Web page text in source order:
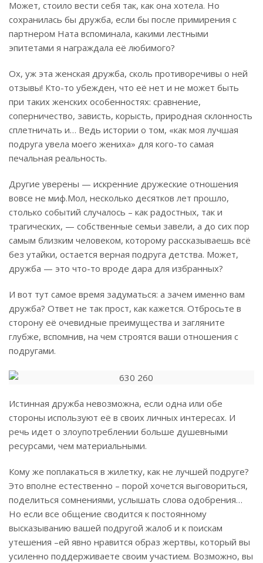
Может, стоило вести себя так, как она хотела. Но
сохранилась бы дружба, если бы после примирения с
партнером Ната вспоминала, какими лестными
эпитетами я награждала её любимого?
Ох, уж эта женская дружба, сколь противоречивы о ней
отзывы! Кто-то убежден, что её нет и не может быть
при таких женских особенностях: сравнение,
соперничество, зависть, корысть, природная склонность
сплетничать и… Ведь истории о том, «как моя лучшая
подруга увела моего жениха» для кого-то самая
печальная реальность.
Другие уверены — искренние дружеские отношения
вовсе не миф.Мол, несколько десятков лет прошло,
столько событий случалось – как радостных, так и
трагических, — собственные семьи завели, а до сих пор
самым близким человеком, которому рассказываешь всё
без утайки, остается верная подруга детства. Может,
дружба — это что-то вроде дара для избранных?
И вот тут самое время задуматься: а зачем именно вам
дружба? Ответ не так прост, как кажется. Отбросьте в
сторону её очевидные преимущества и загляните
глубже, вспомнив, на чем строятся ваши отношения с
подругами.
Истинная дружба невозможна, если одна или обе
стороны используют её в своих личных интересах. И
речь идет о злоупотреблении больше душевными
ресурсами, чем материальными.
Кому же поплакаться в жилетку, как не лучшей подруге?
Это вполне естественно – порой хочется выговориться,
поделиться сомнениями, услышать слова одобрения…
Но если все общение сводится к постоянному
высказыванию вашей подругой жалоб и к поискам
утешения –ей явно нравится образ жертвы, который вы
усиленно поддерживаете своим участием. Возможно, вы